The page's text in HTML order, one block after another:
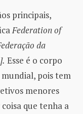
principais,
Federation of
da
Esse é o corpo
pois tem
menores
que tenha a